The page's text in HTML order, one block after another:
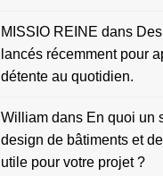
MISSIO REINE dans
lancés récemment pour
détente au quotidien.
William dans En quoi un
design de bâtiments et
utile pour votre projet ?